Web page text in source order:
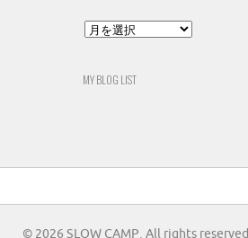
ア
ー
ブMY BLOG LIST
© 2026 SLOW CAMP. All rights reserved.